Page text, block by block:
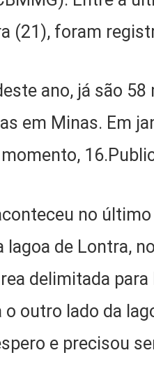
(21), foram
ano, já são
em Minas. Em
no
lagoa de Lontra,
delimitada
o outro lado da
e precisou